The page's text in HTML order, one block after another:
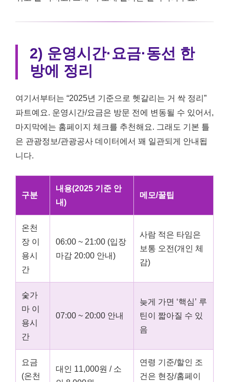
2) 운영시간·요금·동선 한
방에 정리
여기서부터는 “2025년 기준으로 헷갈리는 거 싹 정리”
파트예요. 운영시간/요금은 방문 전에 변동될 수 있어서,
마지막에는 홈페이지 체크를 추천해요. 그래도 기본 틀
은 관광정보/관광공사 데이터에서 꽤 일관되게 안내됩
니다.
구분
내용(2025 기준 안
내)
메모/꿀팁
온천
장 이
용시
간
06:00 ~ 21:00 (입장
마감 20:00 안내)
사람 적은 타임은
보통 오전(개인 체
감)
숯가
마 이
용시
간
07:00 ~ 20:00 안내
늦게 가면 ‘핵심’ 루
틴이 짧아질 수 있
음
요금
(온천
대인 11,000원 / 소
연령 기준/할인 조
건은 현장/홈페이